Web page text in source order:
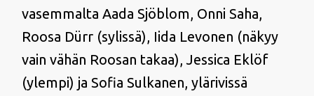
vasemmalta Aada Sjöblom, Onni Saha,
Roosa Dürr (sylissä), Iida Levonen (näkyy
vain vähän Roosan takaa), Jessica Eklöf
(ylempi) ja Sofia Sulkanen, ylärivissä